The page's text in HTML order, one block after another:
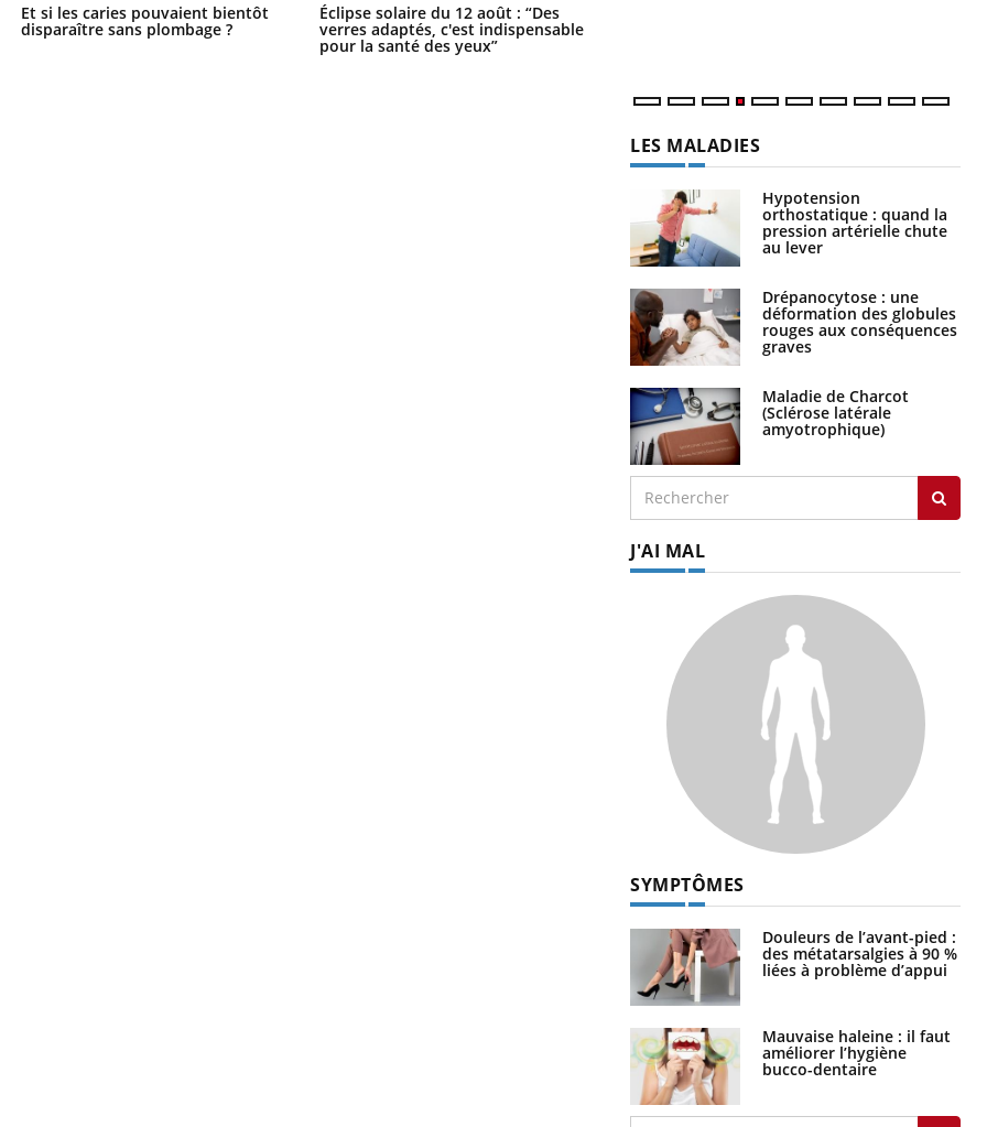
Et si les caries pouvaient bientôt
disparaître sans plombage ?
Éclipse solaire du 12 août : “Des
verres adaptés, c'est indispensable
pour la santé des yeux”
LES MALADIES
Hypotension
orthostatique : quand la
pression artérielle chute
au lever
Drépanocytose : une
déformation des globules
rouges aux conséquences
graves
Maladie de Charcot
(Sclérose latérale
amyotrophique)
J'AI MAL
SYMPTÔMES
Douleurs de l’avant-pied :
des métatarsalgies à 90 %
liées à problème d’appui
Mauvaise haleine : il faut
améliorer l’hygiène
bucco-dentaire